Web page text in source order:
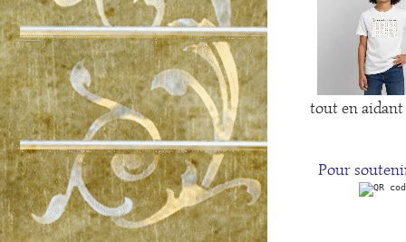
tout en
Pour